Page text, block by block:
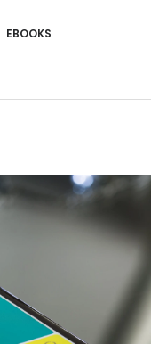
EBOOKS